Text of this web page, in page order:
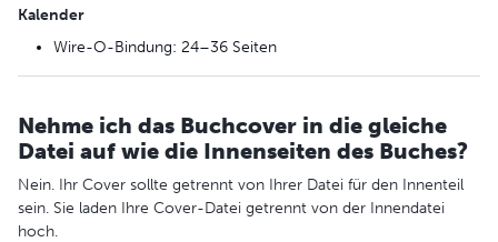
Kalender
Wire-O-Bindung: 24–36 Seiten
Nehme ich das Buchcover in die gleiche
Datei auf wie die Innenseiten des Buches?
Nein. Ihr Cover sollte getrennt von Ihrer Datei für den Innenteil
sein. Sie laden Ihre Cover-Datei getrennt von der Innendatei
hoch.